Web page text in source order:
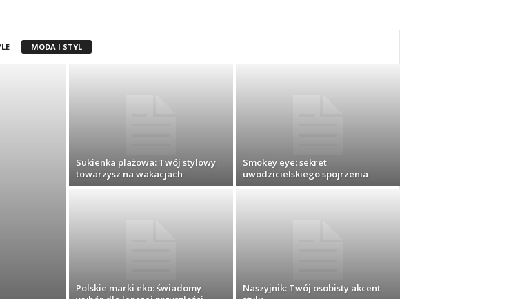
MODA I STYL
Sukienka plażowa: Twój stylowy
towarzysz na wakacjach
Smokey eye: sekret
uwodzicielskiego spojrzenia
Polskie marki eko: świadomy
Naszyjnik: Twój osobisty akcent